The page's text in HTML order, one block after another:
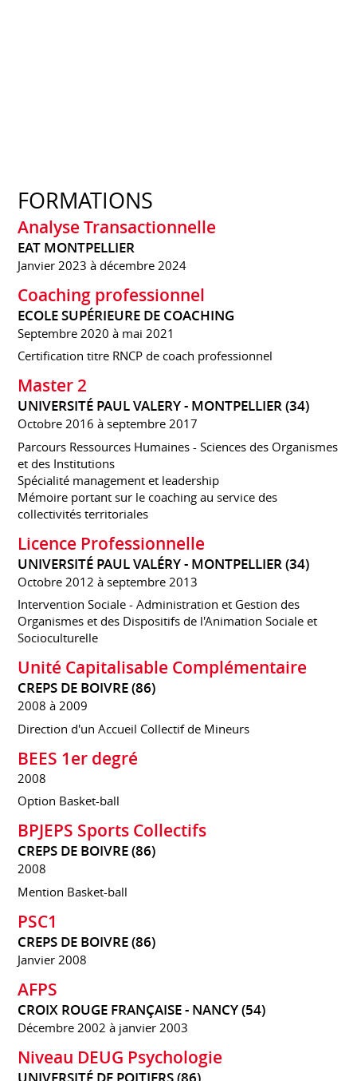
FORMATIONS
Analyse Transactionnelle
EAT MONTPELLIER
Janvier 2023 à décembre 2024
Coaching professionnel
ECOLE SUPÉRIEURE DE COACHING
Septembre 2020 à mai 2021
Certification titre RNCP de coach professionnel
Master 2
UNIVERSITÉ PAUL VALERY - MONTPELLIER (34)
Octobre 2016 à septembre 2017
Parcours Ressources Humaines - Sciences des Organismes
et des Institutions
Spécialité management et leadership
Mémoire portant sur le coaching au service des
collectivités territoriales
Licence Professionnelle
UNIVERSITÉ PAUL VALÉRY - MONTPELLIER (34)
Octobre 2012 à septembre 2013
Intervention Sociale - Administration et Gestion des
Organismes et des Dispositifs de l'Animation Sociale et
Socioculturelle
Unité Capitalisable Complémentaire
CREPS DE BOIVRE (86)
2008 à 2009
Direction d'un Accueil Collectif de Mineurs
BEES 1er degré
2008
Option Basket-ball
BPJEPS Sports Collectifs
CREPS DE BOIVRE (86)
2008
Mention Basket-ball
PSC1
CREPS DE BOIVRE (86)
Janvier 2008
AFPS
CROIX ROUGE FRANÇAISE - NANCY (54)
Décembre 2002 à janvier 2003
Niveau DEUG Psychologie